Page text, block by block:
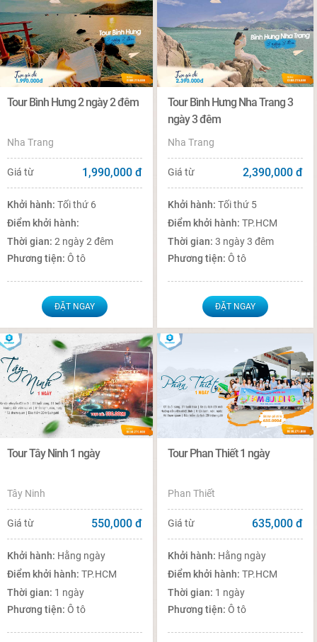
Tour Bình Hưng 2 ngày 2 đêm
Nha Trang
Giá từ 1,990,000 đ
Khởi hành:Tối thứ 6
Điểm khởi hành:
Thời gian:2 ngày 2 đêm
Phương tiện:Ô tô
ĐẶT NGAY
Tour Bình Hưng Nha Trang 3
ngày 3 đêm
Nha Trang
Giá từ 2,390,000 đ
Khởi hành:Tối thứ 5
Điểm khởi hành:TP.HCM
Thời gian:3 ngày 3 đêm
Phương tiện:Ô tô
ĐẶT NGAY
Tour Tây Ninh 1 ngày
Tây Ninh
Giá từ 550,000 đ
Khởi hành: Hằng ngày
Điểm khởi hành:TP.HCM
Thời gian: 1 ngày
Phương tiện:Ô tô
Tour Phan Thiết 1 ngày
Phan Thiết
Giá từ 635,000 đ
Khởi hành: Hằng ngày
Điểm khởi hành:TP.HCM
Thời gian: 1 ngày
Phương tiện:Ô tô